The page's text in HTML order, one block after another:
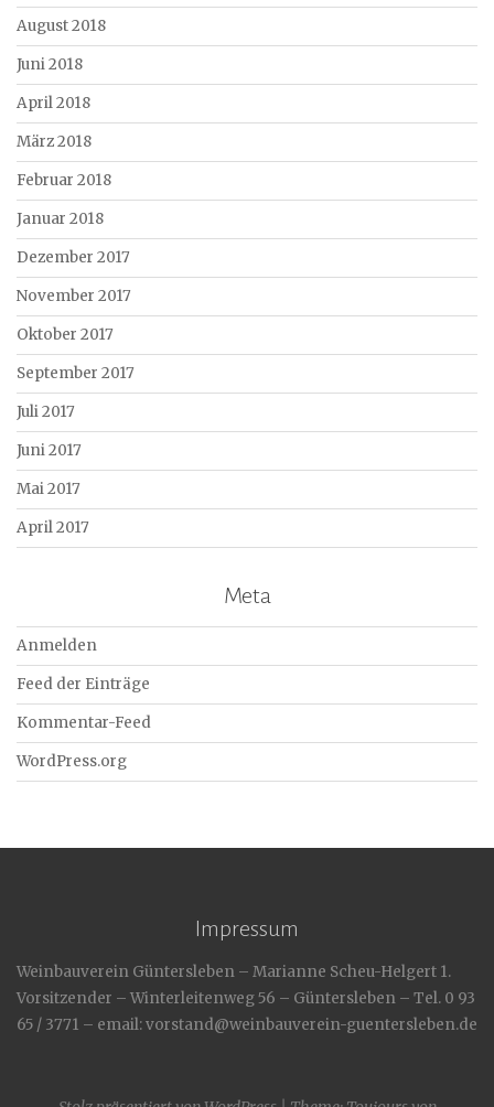
August 2018
Juni 2018
April 2018
März 2018
Februar 2018
Januar 2018
Dezember 2017
November 2017
Oktober 2017
September 2017
Juli 2017
Juni 2017
Mai 2017
April 2017
Meta
Anmelden
Feed der Einträge
Kommentar-Feed
WordPress.org
Impressum
Weinbauverein Güntersleben – Marianne Scheu-Helgert 1.
Vorsitzender – Winterleitenweg 56 – Güntersleben – Tel. 0 93
65 / 3771 – email: vorstand@weinbauverein-guentersleben.de